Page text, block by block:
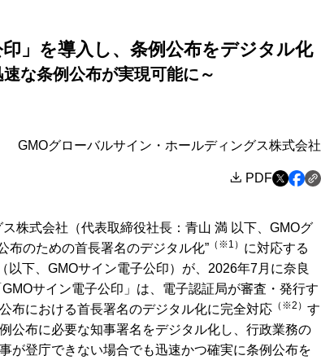
」を導入し、条例公布をデジタル化
な条例公布が実現可能に～
GMOグローバルサイン・ホールディングス株式会社
PDF
株式会社（代表取締役社⻑：⻘⼭ 満 以下、GMOグ
布のための首長署名のデジタル化” （※1） に対応する
下、GMOサイン電子公印）が、2026年7月に奈良
サイン電子公印」は、電子認証局が審査・発行す
布における首長署名のデジタル化に完全対応 （※2） す
公布に必要な知事署名をデジタル化し、行政業務の
が登庁できない場合でも迅速かつ確実に条例公布を